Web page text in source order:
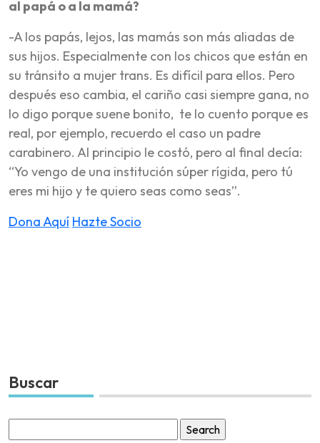
al papá o a la mamá?
-A los papás, lejos, las mamás son más aliadas de
sus hijos. Especialmente con los chicos que están en
su tránsito a mujer trans. Es difícil para ellos. Pero
después eso cambia, el cariño casi siempre gana, no
lo digo porque suene bonito, te lo cuento porque es
real, por ejemplo, recuerdo el caso un padre
carabinero. Al principio le costó, pero al final decía:
“Yo vengo de una institución súper rígida, pero tú
eres mi hijo y te quiero seas como seas”.
Dona Aquí Hazte Socio
Buscar